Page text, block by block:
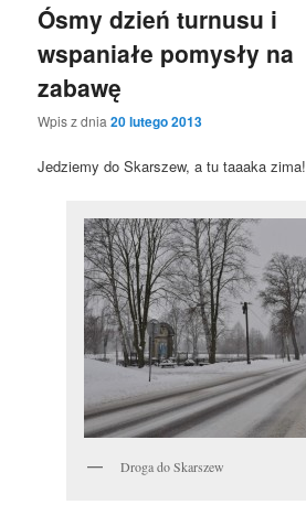
Ósmy dzień turnusu i
wspaniałe pomysły na
zabawę
Wpis z dnia20 lutego 2013
Jedziemy do Skarszew, a tu taaaka zima!
Droga do Skarszew